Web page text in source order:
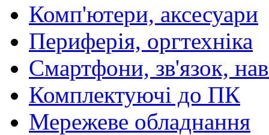
Комп'ютери, аксесуари
Периферія, оргтехніка
Смартфони, зв'язок,
Комплектуючі до ПК
Мережеве обладнання